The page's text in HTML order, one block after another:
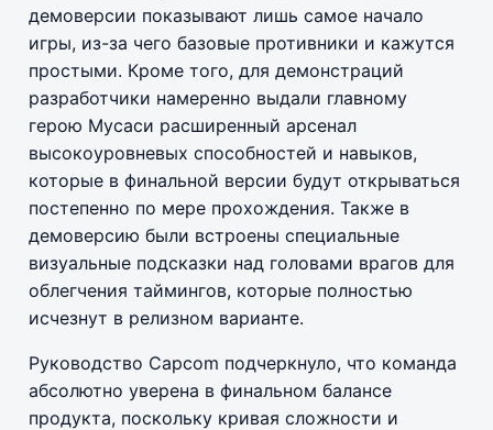
демоверсии показывают лишь самое начало
игры, из-за чего базовые противники и кажутся
простыми. Кроме того, для демонстраций
разработчики намеренно выдали главному
герою Мусаси расширенный арсенал
высокоуровневых способностей и навыков,
которые в финальной версии будут открываться
постепенно по мере прохождения. Также в
демоверсию были встроены специальные
визуальные подсказки над головами врагов для
облегчения таймингов, которые полностью
исчезнут в релизном варианте.
Руководство Capcom подчеркнуло, что команда
абсолютно уверена в финальном балансе
продукта, поскольку кривая сложности и